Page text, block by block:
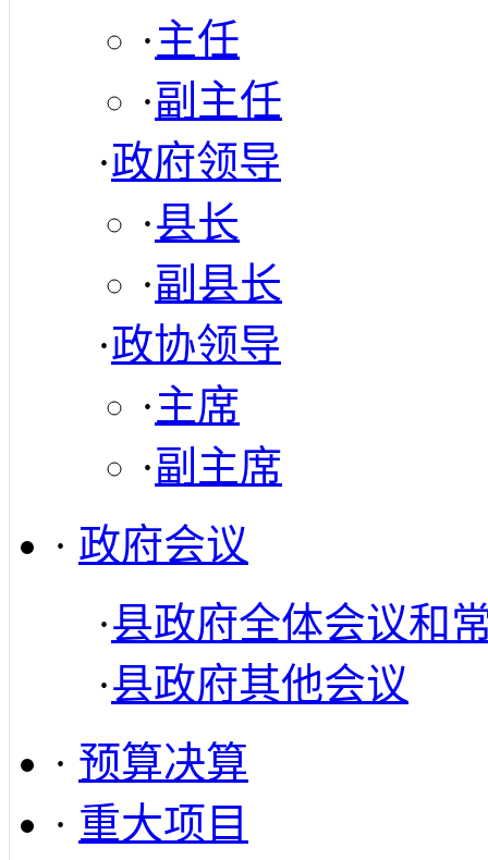
·主任
·副主任
·政府领导
·县长
·副县长
·政协领导
·主席
·副主席
· 政府会议
·县政府全体会议和
·县政府其他会议
· 预算决算
· 重大项目